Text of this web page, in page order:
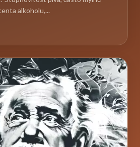
alkoholu,...